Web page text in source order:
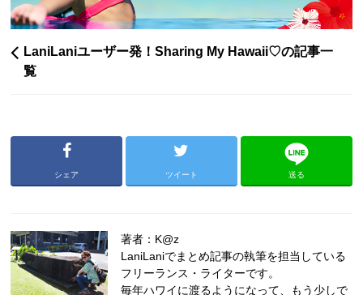
LaniLaniユーザー発！Sharing My Hawaii♡の記事一
覧
シェア ツイート 送る
著者：K@z
LaniLaniでまとめ記事の執筆を担当している
フリーランス・ライターです。
毎年ハワイに渡るようになって、もう少しで